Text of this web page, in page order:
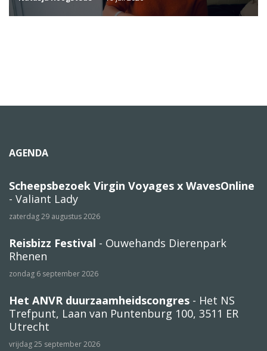
AGENDA
Scheepsbezoek Virgin Voyages x WavesOnline
- Valiant Lady
zaterdag 29 augustus 2026
Reisbizz Festival - Ouwehands Dierenpark
Rhenen
zondag 6 september 2026
Het ANVR duurzaamheidscongres - Het NS
Trefpunt, Laan van Puntenburg 100, 3511 ER
Utrecht
vrijdag 25 september 2026